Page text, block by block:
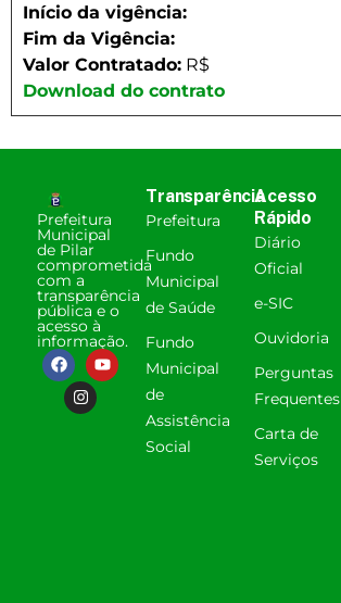
Início da vigência:
Fim da Vigência:
Valor Contratado: R$
Download do contrato
Prefeitura
Municipal
de Pilar
comprometida
com a
transparência
pública e o
acesso à
informação.
Transparência
Prefeitura
Fundo
Municipal
de Saúde
Fundo
Municipal
de
Assistência
Social
Acesso
Rápido
Diário
Oficial
e-SIC
Ouvidoria
Perguntas
Frequentes
Carta de
Serviços